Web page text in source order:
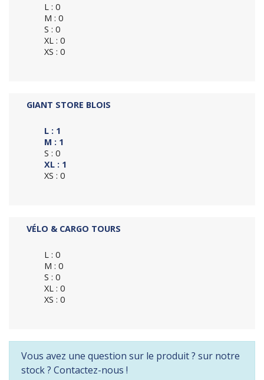
L : 0
M : 0
S : 0
XL : 0
XS : 0
GIANT STORE BLOIS
L : 1
M : 1
S : 0
XL : 1
XS : 0
VÉLO & CARGO TOURS
L : 0
M : 0
S : 0
XL : 0
XS : 0
Vous avez une question sur le produit ? sur notre
stock ? Contactez-nous !